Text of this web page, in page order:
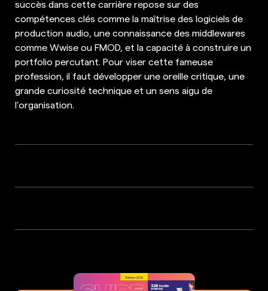
succès dans cette carrière repose sur des
compétences clés comme la maîtrise des logiciels de
production audio, une connaissance des middlewares
comme Wwise ou FMOD, et la capacité à construire un
portfolio percutant. Pour viser cette fameuse
profession, il faut développer une oreille critique, une
grande curiosité technique et un sens aigu de
l’organisation.